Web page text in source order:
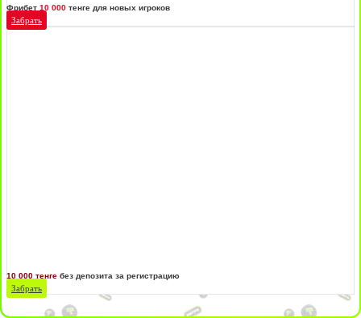
Фрибет 10 000 тенге для новых игроков
Забрать
10 000 тенге без депозита за регистрацию
Забрать